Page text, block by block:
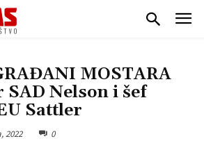
MOSTARA
SAD Nelson i šef
Sattler
2022 0